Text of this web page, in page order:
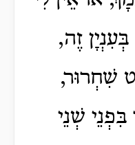
זֶה,
שִׁחְרוּר,
שְׁנֵי